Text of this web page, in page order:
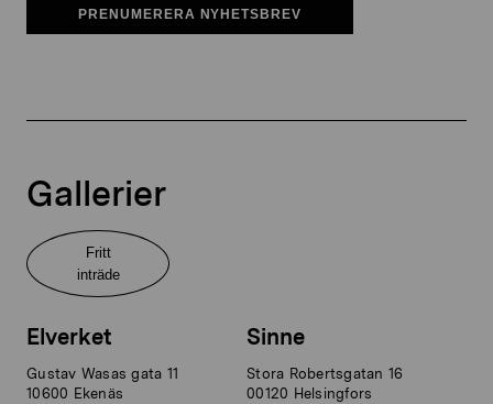
PRENUMERERA NYHETSBREV
Gallerier
Fritt
inträde
Elverket
Gustav Wasas gata 11
10600 Ekenäs
Sinne
Stora Robertsgatan 16
00120 Helsingfors